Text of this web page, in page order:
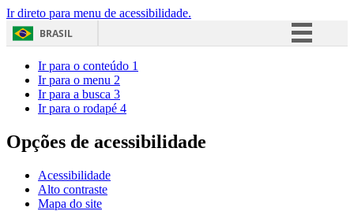
Ir direto para menu de acessibilidade.
BRASIL
Acesso à informação
Ir para o conteúdo 1
Ir para o menu 2
Ir para a busca 3
Ir para o rodapé 4
Opções de acessibilidade
Acessibilidade
Alto contraste
Mapa do site